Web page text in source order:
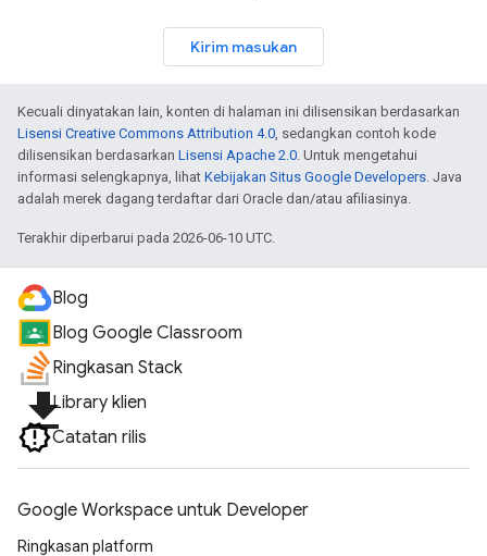
Kirim masukan
Kecuali dinyatakan lain, konten di halaman ini dilisensikan berdasarkan
Lisensi Creative Commons Attribution 4.0, sedangkan contoh kode
dilisensikan berdasarkan Lisensi Apache 2.0. Untuk mengetahui
informasi selengkapnya, lihat Kebijakan Situs Google Developers. Java
adalah merek dagang terdaftar dari Oracle dan/atau afiliasinya.
Terakhir diperbarui pada 2026-06-10 UTC.
Blog
Blog Google Classroom
Ringkasan Stack
file_downloadLibrary klien
Catatan rilis
Google Workspace untuk Developer
Ringkasan platform